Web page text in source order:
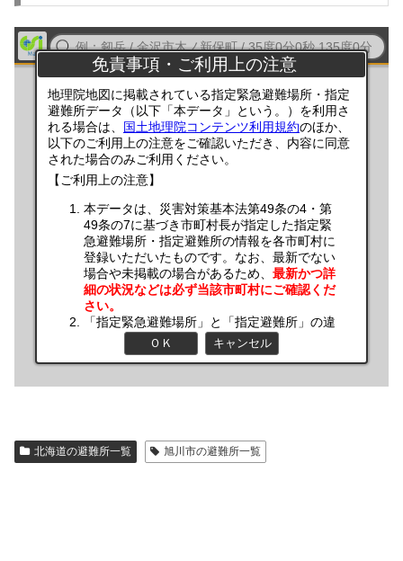
北海道の避難所一覧 旭川市の避難所一覧